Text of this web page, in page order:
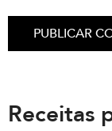
Receitas